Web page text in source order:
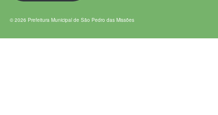
© 2026 Prefeitura Municipal de São Pedro das Missões